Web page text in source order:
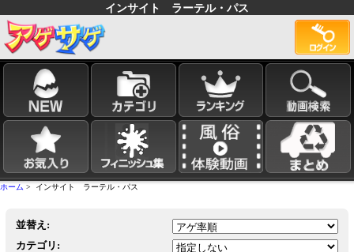
インサイト ラーテル・パス
ホーム > インサイト ラーテル・パス
並替え:
カテゴリ: